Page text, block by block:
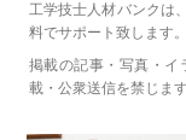
工学技士人材バンクは
料でサポート致します。
掲載の記事・写真・イ
載・公衆送信を禁じます